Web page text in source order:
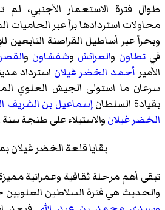
طوال فترة الاستعمار الأجنبي،
محاولات استردادها براً عبر الحاميات
وبحراً عبر أساطيل القراصنة التابعين
فيتطاون والعرائش وشفشاون و
الأمير أحمد الخضر غيلان
سرعان ما استولى الجيش العلوي
بقيادة السلطانإسماعيل بن الشريف
الخضر غيلانوالاستيلاء على طنجة سنة 1684.
بقايا قلعة الخضر غيلان
تبقى أهم مرحلة ثقافية وعمرانية
والحديث هي فترة السلاطين